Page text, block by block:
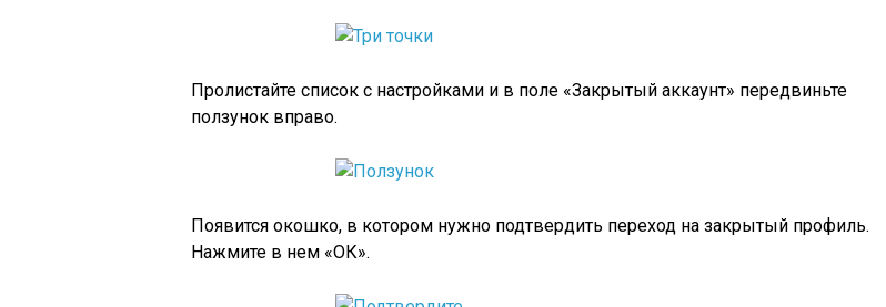
Пролистайте список с настройками и в поле «Закрытый аккаунт» передвиньте
ползунок вправо.
Появится окошко, в котором нужно подтвердить переход на закрытый профиль.
Нажмите в нем «ОК».